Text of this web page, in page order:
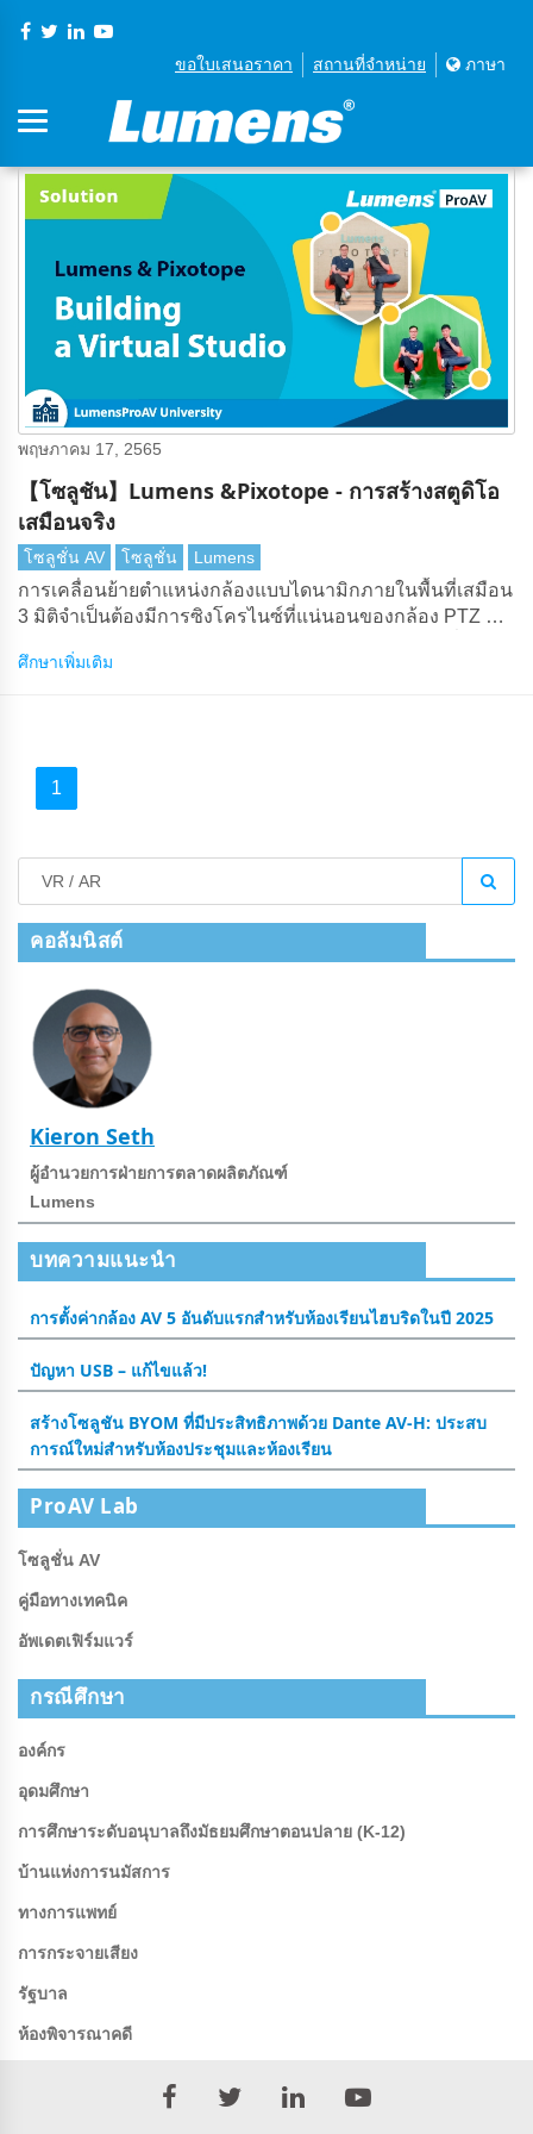
ขอใบเสนอราคา สถานที่จําหน่าย ภาษา
พฤษภาคม 17, 2565
【โซลูชัน】Lumens &Pixotope - การสร้างสตูดิโอ
เสมือนจริง
โซลูชั่น AV โซลูชั่น Lumens
การเคลื่อนย้ายตําแหน่งกล้องแบบไดนามิกภายในพื้นที่เสมือน
3 มิติจําเป็นต้องมีการซิงโครไนซ์ที่แน่นอนของกล้อง PTZ กับ
แน่นอนโดยมีเวลาแฝงต่ํามากไปยัง Pixotope
ศึกษาเพิ่มเติม
1
คอลัมนิสต์
Kieron Seth
ผู้อํานวยการฝ่ายการตลาดผลิตภัณฑ์
Lumens
บทความแนะนำ
การตั้งค่ากล้อง AV 5 อันดับแรกสําหรับห้องเรียนไฮบริดในปี 2025
ปัญหา USB – แก้ไขแล้ว!
สร้างโซลูชัน BYOM ที่มีประสิทธิภาพด้วย Dante AV-H: ประสบ
การณ์ใหม่สําหรับห้องประชุมและห้องเรียน
ProAV Lab
โซลูชั่น AV
คู่มือทางเทคนิค
อัพเดตเฟิร์มแวร์
กรณีศึกษา
องค์กร
อุดมศึกษา
การศึกษาระดับอนุบาลถึงมัธยมศึกษาตอนปลาย (K-12)
บ้านแห่งการนมัสการ
ทางการแพทย์
การกระจายเสียง
รัฐบาล
ห้องพิจารณาคดี